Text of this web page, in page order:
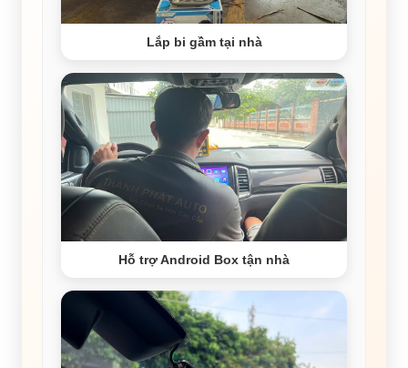
Lắp bi gầm tại nhà
Hỗ trợ Android Box tận nhà